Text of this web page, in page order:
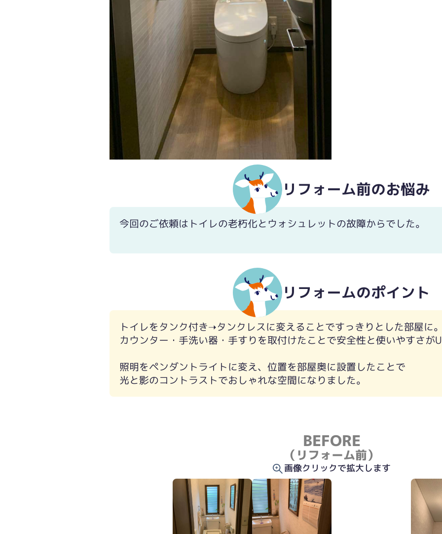
リフォーム前のお悩み
今回のご依頼はトイレの老朽化とウォシュレットの故障からでした。
リフォームのポイント
トイレをタンク付き➝タンクレスに変えることですっきりとした部屋に。
カウンター・手洗い器・手すりを取付けたことで安全性と使いやすさが
照明をペンダントライトに変え、位置を部屋奥に設置したことで
光と影のコントラストでおしゃれな空間になりました。
BEFORE
（リフォーム前）
画像クリックで拡大します